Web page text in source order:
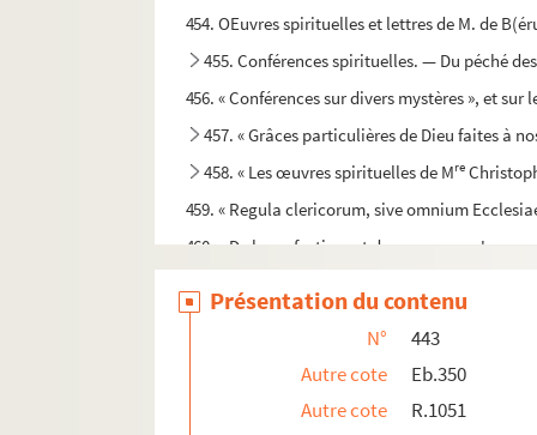
454. OEuvres spirituelles et lettres de M. de
455. Conférences spirituelles. — Du péché
456. « Conférences sur divers mystères », et
457. « Grâces particulières de Dieu faites à
458. « Les œuvres spirituelles de Mre
459. « Regula clericorum, sive omnium
460. « De la perfection, et des moyens qu'une
Présentation du contenu
N°
443
Autre cote
Eb.350
Autre cote
R.1051